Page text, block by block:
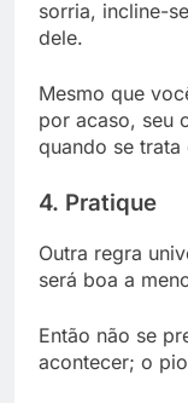
sorria, incline-
dele.
Mesmo que
por acaso, seu
quando se trata
4. Pratique
Outra regra
será boa a
Então não se
acontecer; o